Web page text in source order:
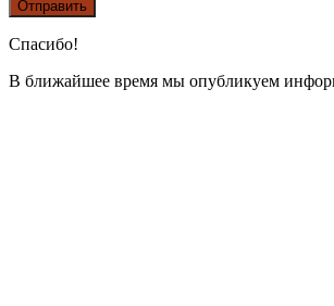
Спасибо!
В ближайшее время мы опубликуем